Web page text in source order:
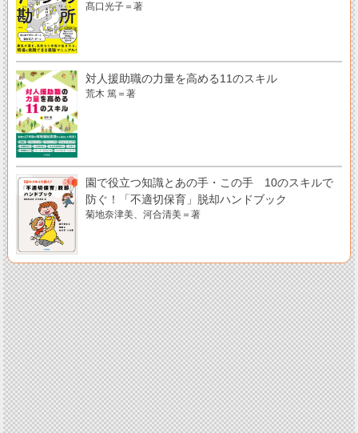
髙口光子＝著
対人援助職の力量を高める11のスキル
荒木 篤＝著
園で役立つ知識とあの手・この手 10のスキルで
防ぐ！「不適切保育」脱却ハンドブック
菊地奈津美、河合清美＝著